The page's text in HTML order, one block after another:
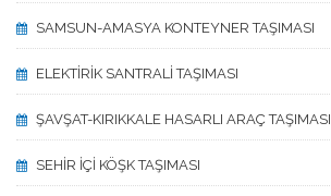
SAMSUN-AMASYA KONTEYNER TAŞIMASI
ELEKTİRİK SANTRALİ TAŞIMASI
ŞAVŞAT-KIRIKKALE HASARLI ARAÇ TAŞIMASI
SEHİR İÇİ KÖŞK TAŞIMASI